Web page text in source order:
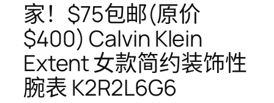
家！$75包邮(原价
$400) Calvin Klein
Extent 女款简约装饰性
腕表 K2R2L6G6